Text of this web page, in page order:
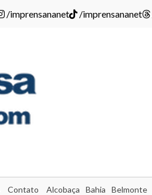
/imprensananet /imprensananet
Contato Alcobaça Bahia Belmonte